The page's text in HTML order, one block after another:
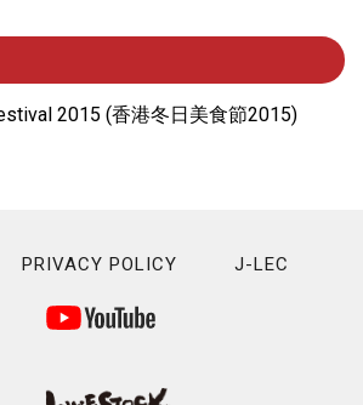
2015 (⾹港冬⽇美⾷節2015)
PRIVACY POLICY J-LEC